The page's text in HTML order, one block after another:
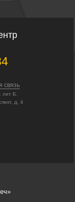
связь
лит Б.
д. 4